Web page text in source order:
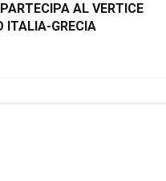
AL VERTICE
ITALIA-GRECIA